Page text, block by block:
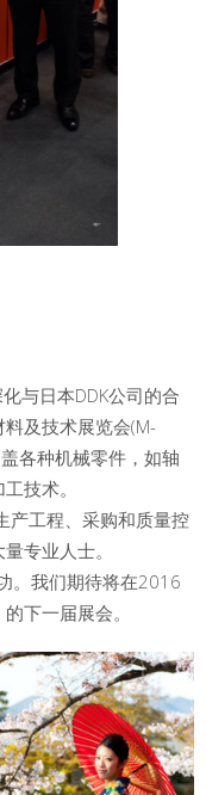
与日本DDK公司的合
及技术展览会(M-
各种机械零件，如轴
技术。
产工程、采购和质量控
专业人士。
。我们期待将在2016
下一届展会。